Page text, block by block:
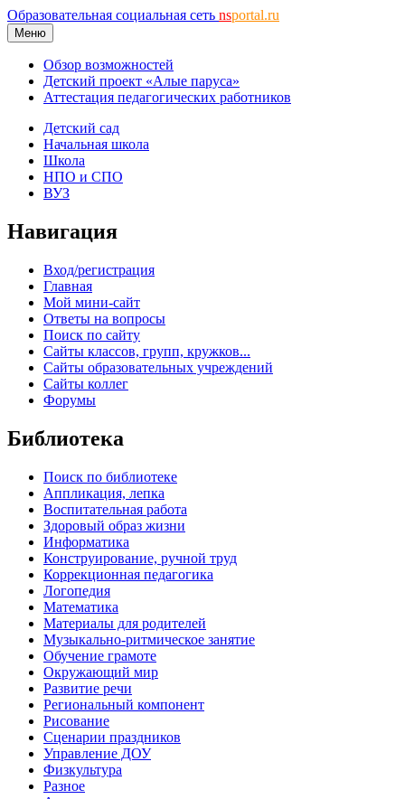
Образовательная социальная сеть nsportal.ru
Меню
Обзор возможностей
Детский проект «Алые паруса»
Аттестация педагогических работников
Детский сад
Начальная школа
Школа
НПО и СПО
ВУЗ
Навигация
Вход/регистрация
Главная
Мой мини-сайт
Ответы на вопросы
Поиск по сайту
Сайты классов, групп, кружков...
Сайты образовательных учреждений
Сайты коллег
Форумы
Библиотека
Поиск по библиотеке
Аппликация, лепка
Воспитательная работа
Здоровый образ жизни
Информатика
Конструирование, ручной труд
Коррекционная педагогика
Логопедия
Математика
Материалы для родителей
Музыкально-ритмическое занятие
Обучение грамоте
Окружающий мир
Развитие речи
Региональный компонент
Рисование
Сценарии праздников
Управление ДОУ
Физкультура
Разное